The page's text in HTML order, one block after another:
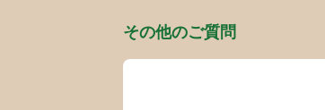
その他のご質問